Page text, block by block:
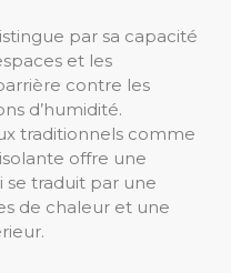
par sa capacité
et les
contre les
d’humidité.
traditionnels comme
offre une
traduit par une
de chaleur et une